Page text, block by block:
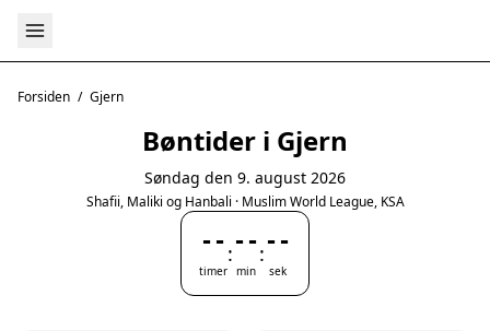
Forsiden / Gjern
Bøntider i Gjern
Søndag den 9. august 2026
Shafii, Maliki og Hanbali · Muslim World League, KSA
--
timer
:--
min
:--
sek